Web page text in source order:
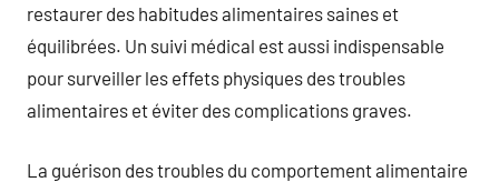
restaurer des habitudes alimentaires saines et
équilibrées. Un suivi médical est aussi indispensable
pour surveiller les effets physiques des troubles
alimentaires et éviter des complications graves.
La guérison des troubles du comportement alimentaire